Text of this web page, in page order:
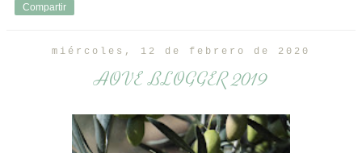
Compartir
miércoles, 12 de febrero de 2020
AOVE BLOGGER 2019